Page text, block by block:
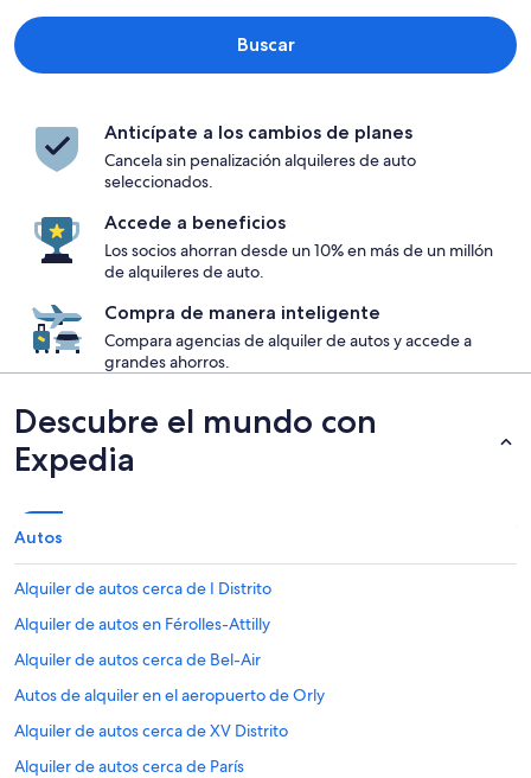
Buscar
Anticípate a los cambios de planes
Cancela sin penalización alquileres de auto
seleccionados.
Accede a beneficios
Los socios ahorran desde un 10% en más de un millón
de alquileres de auto.
Compra de manera inteligente
Compara agencias de alquiler de autos y accede a
grandes ahorros.
Descubre el mundo con
Expedia
Autos
Alquiler de autos cerca de I Distrito
Alquiler de autos en Férolles-Attilly
Alquiler de autos cerca de Bel-Air
Autos de alquiler en el aeropuerto de Orly
Alquiler de autos cerca de XV Distrito
Alquiler de autos cerca de París